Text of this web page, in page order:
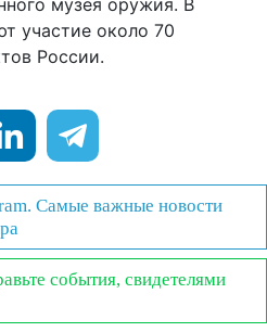
участие около 70
России.
Самые важные новости
события, свидетелями